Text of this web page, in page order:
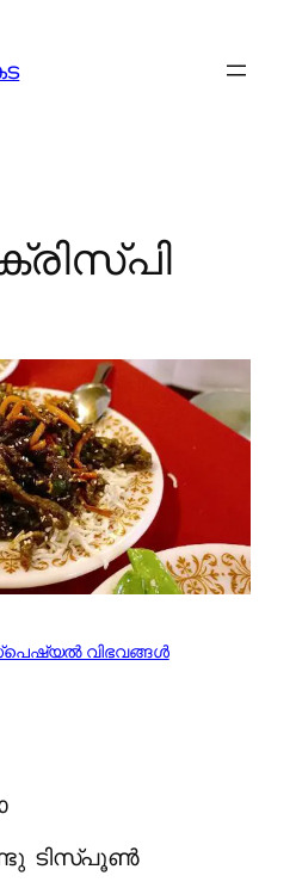
വിഭവങ്ങള്‍
ടിസ്പൂണ്‍